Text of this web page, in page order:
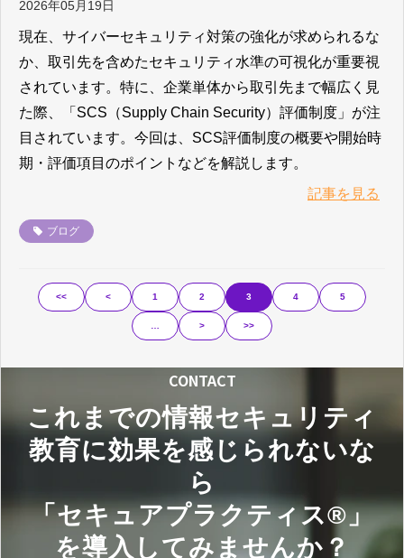
2026年05月19日
現在、サイバーセキュリティ対策の強化が求められるな
か、取引先を含めたセキュリティ水準の可視化が重要視
されています。特に、企業単体から取引先まで幅広く見
た際、「SCS（Supply Chain Security）評価制度」が注
目されています。今回は、SCS評価制度の概要や開始時
期・評価項目のポイントなどを解説します。
記事を見る
ブログ
<< < 1 2 3 4 5
… > >>
CONTACT
これまでの情報セキュリティ
教育に効果を感じられないな
ら
「セキュアプラクティス®」
を導入してみませんか？